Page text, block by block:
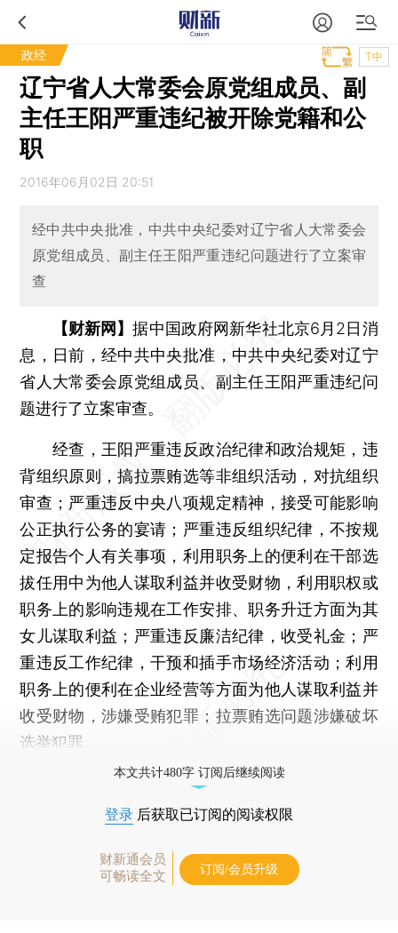
政经 T中
辽宁省人大常委会原党组成员、副
主任王阳严重违纪被开除党籍和公
职
2016年06月02日 20:51
经中共中央批准，中共中央纪委对辽宁省人大常委会
原党组成员、副主任王阳严重违纪问题进行了立案审
查
【财新网】据中国政府网新华社北京6月2日消
息，日前，经中共中央批准，中共中央纪委对辽宁
省人大常委会原党组成员、副主任王阳严重违纪问
题进行了立案审查。
经查，王阳严重违反政治纪律和政治规矩，违
背组织原则，搞拉票贿选等非组织活动，对抗组织
审查；严重违反中央八项规定精神，接受可能影响
公正执行公务的宴请；严重违反组织纪律，不按规
定报告个人有关事项，利用职务上的便利在干部选
拔任用中为他人谋取利益并收受财物，利用职权或
职务上的影响违规在工作安排、职务升迁方面为其
女儿谋取利益；严重违反廉洁纪律，收受礼金；严
重违反工作纪律，干预和插手市场经济活动；利用
职务上的便利在企业经营等方面为他人谋取利益并
收受财物，涉嫌受贿犯罪；拉票贿选问题涉嫌破坏
选举犯罪。
本文共计480字 订阅后继续阅读
登录 后获取已订阅的阅读权限
财新通会员
可畅读全文
订阅/会员升级